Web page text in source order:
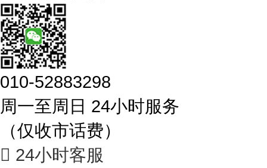
010-52883298
周一至周日 24小时服务
（仅收市话费）
 24小时客服